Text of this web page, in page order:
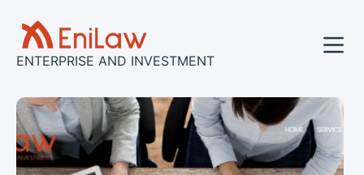
コ
ン
テ
ツ
へ
ス
キ
ッ
ENTERPRISE AND INVESTMENT